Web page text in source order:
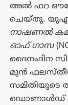
അൽ ഫറ
ചെയ്തു.
നാഷണൽ
ഓഫ് ഗാസ
ദൈനംദിന
മുൻ
ഡൊണാൾഡ്